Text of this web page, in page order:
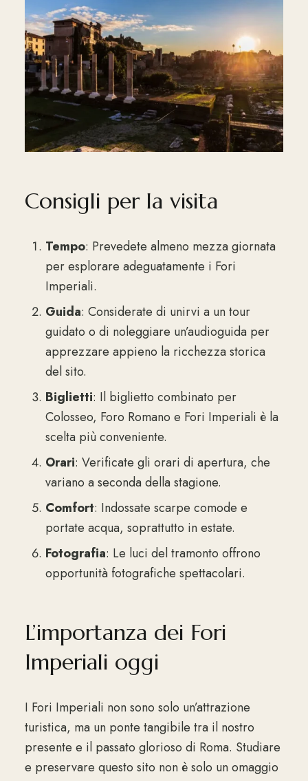
Consigli per la visita
Tempo: Prevedete almeno mezza giornata
per esplorare adeguatamente i Fori
Imperiali.
Guida: Considerate di unirvi a un tour
guidato o di noleggiare un’audioguida per
apprezzare appieno la ricchezza storica
del sito.
Biglietti: Il biglietto combinato per
Colosseo, Foro Romano e Fori Imperiali è la
scelta più conveniente.
Orari: Verificate gli orari di apertura, che
variano a seconda della stagione.
Comfort: Indossate scarpe comode e
portate acqua, soprattutto in estate.
Fotografia: Le luci del tramonto offrono
opportunità fotografiche spettacolari.
L’importanza dei Fori
Imperiali oggi
I Fori Imperiali non sono solo un’attrazione
turistica, ma un ponte tangibile tra il nostro
presente e il passato glorioso di Roma. Studiare
e preservare questo sito non è solo un omaggio